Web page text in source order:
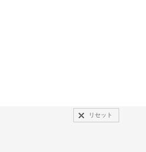
リセット